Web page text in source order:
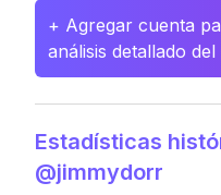
+ Agregar cuenta
análisis detallado
Estadísticas
@jimmydorr